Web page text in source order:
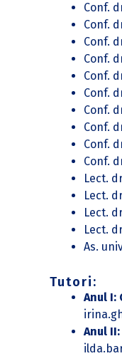
Conf.
Conf.
Conf.
Conf.
Conf.
Conf.
Conf.
Conf.
Conf.
Conf.
Lect.
Lect.
Lect.
Lect.
As.
Tutori:
Anul I:
Anul